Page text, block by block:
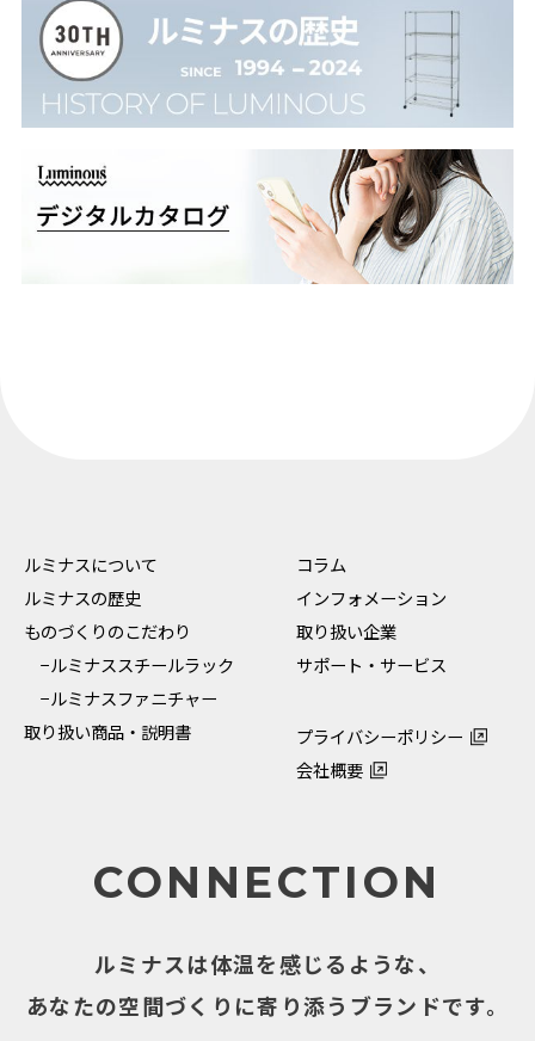
ルミナスについて
ルミナスの歴史
ものづくりのこだわり
−ルミナススチールラック
−ルミナスファニチャー
取り扱い商品・説明書
コラム
インフォメーション
取り扱い企業
サポート・サービス
プライバシーポリシー
会社概要
CONNECTION
ルミナスは体温を感じるような、
あなたの空間づくりに寄り添うブランドです。